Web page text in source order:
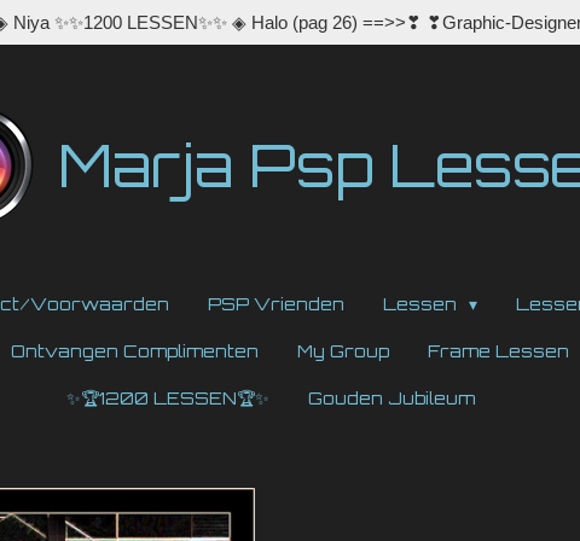
✨✨1200 LESSEN✨✨ ◈ Halo (pag 26) ==>>❣ ❣Graphic-
Marja Psp
Voorwaarden PSP Vrienden Lessen
Ontvangen Complimenten My Group Frame Lessen
✨🏆1200 LESSEN🏆✨ Gouden Jubileum